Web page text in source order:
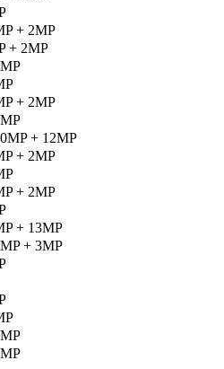
+ 2MP
+ 2MP
+ 2MP
+ 12MP
+ 2MP
+ 2MP
+ 13MP
+ 3MP